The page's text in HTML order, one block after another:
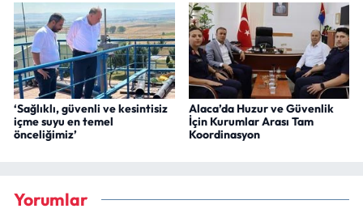
‘Sağlıklı, güvenli ve kesintisiz
içme suyu en temel
önceliğimiz’
Alaca’da Huzur ve Güvenlik
İçin Kurumlar Arası Tam
Koordinasyon
Yorumlar